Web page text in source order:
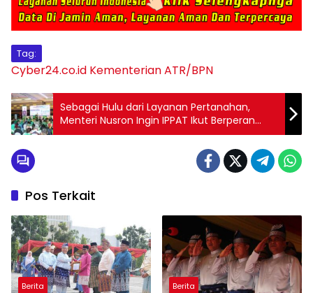
Tag:
Cyber24.co.id Kementerian ATR/BPN
Sebagai Hulu dari Layanan Pertanahan,
Menteri Nusron Ingin IPPAT Ikut Berperan
dalam Transformasi Layanan Pertanahan
Pos Terkait
Berita Berita